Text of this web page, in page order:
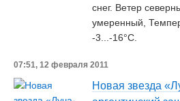
снег. Ветер
умеренный,
-3...-16°C.
07:51, 12 февраля 2011
Новая звезда